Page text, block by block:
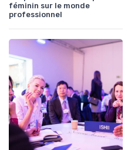
féminin sur le monde
professionnel